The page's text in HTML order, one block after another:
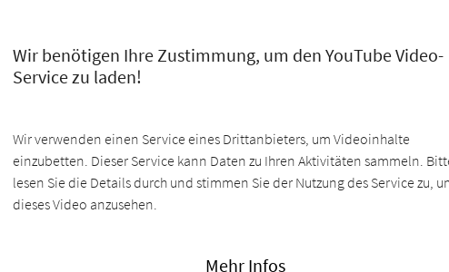
Wir benötigen Ihre Zustimmung, um den YouTube Video-
Service zu laden!
Wir verwenden einen Service eines Drittanbieters, um Videoinhalte
einzubetten. Dieser Service kann Daten zu Ihren Aktivitäten sammeln.
lesen Sie die Details durch und stimmen Sie der Nutzung des Service zu,
dieses Video anzusehen.
Mehr Infos